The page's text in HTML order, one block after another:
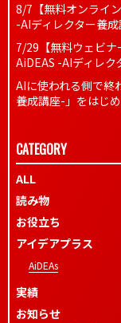
8/7【無料オンライ
-AIディレクター養
7/29【無料ウェビナ
AiDEAS -AIディレ
AIに使われる側で終
養成講座-」をはじめ
CATEGORY
ALL
読み物
お役立ち
アイデアプラス
AiDEAs
実績
お知らせ